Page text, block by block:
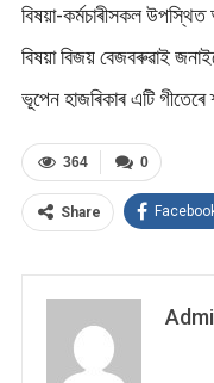
বিষয়া-কৰ্মচাৰীসকল
বিষয়া বিজয় বেজবৰুৱাই
ভূপেন হাজৰিকাৰ এটি
0
364
Share